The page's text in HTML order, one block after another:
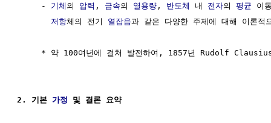
     -
기체 의 압력 , 금속의 열용량 , 반도체 내 전자의 평균 이
저항체의 전기 열잡음과 같은 다양한 주제에 대해 이론적
* 약 100여년에 걸쳐 발전하여, 1857년 Rudolf
2. 기본 가정 및 결론 요약